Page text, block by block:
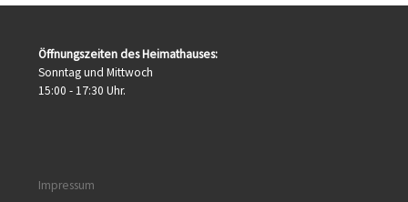
Öffnungszeiten des Heimathauses:
Sonntag und Mittwoch
15:00 - 17:30 Uhr.
Impressum